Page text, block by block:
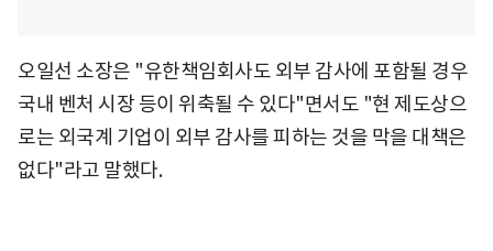
오일선 소장은 "유한책임회사도 외부 감사에 포함될 경우
국내 벤처 시장 등이 위축될 수 있다"면서도 "현 제도상으
로는 외국계 기업이 외부 감사를 피하는 것을 막을 대책은
없다"라고 말했다.